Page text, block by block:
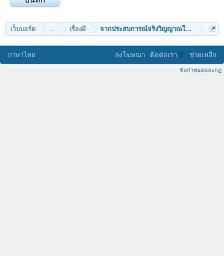
เว็บบอร์ด ... เรื่องผี จากประสบการณ์จริงวิญญาณในตึกคณะพยา
ภาษาไทย ลงโฆษณา ติดต่อเรา ช่วยเหลือ
ข้อกำหนดและกฎ